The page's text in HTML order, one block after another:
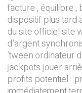
facture , équilibre ,
dispositif plus tard
du site officiel site
d’argent
‘tween ordinateur
jackpots jouer
profits potentiel .